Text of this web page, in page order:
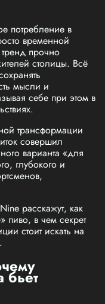
потребление в
временной
прочно
столицы. Всё
мысли и
себе при этом в
трансформации
совершил
варианта «для
глубокого и
расскажут, как
пиво, в чем секрет
стоит искать на
бьет